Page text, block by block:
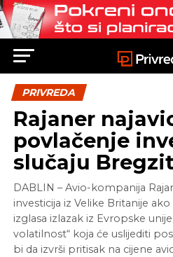
PRIVREDA
Rajaner
povlačenje
slučaju
DABLIN – Avio-kompanija
investicija iz Velike Britanije
izglasa izlazak iz Evropske
volatilnost“ koja će uslijediti
bi da izvrši pritisak na cijene